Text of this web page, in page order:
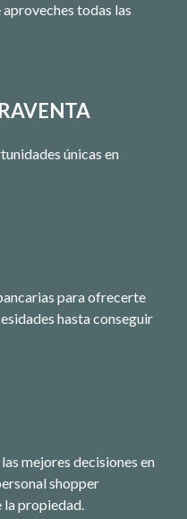
todas las
únicas en
para ofrecerte
hasta conseguir
mejores decisiones en
shopper
la propiedad.